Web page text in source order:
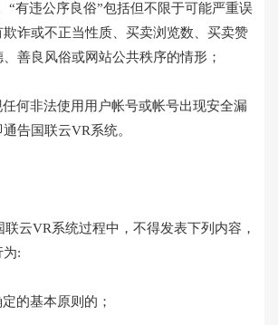
“有违公序良俗”包括但不限于可能严重误
诈或不正当性质、买卖浏览数、买卖赞
善良风俗或网站公共秩序的情形；
何非法使用用户帐号或帐号出现安全漏
告国联云VR系统。
云VR系统过程中，不得发表下列内容，
为:
的基本原则的；